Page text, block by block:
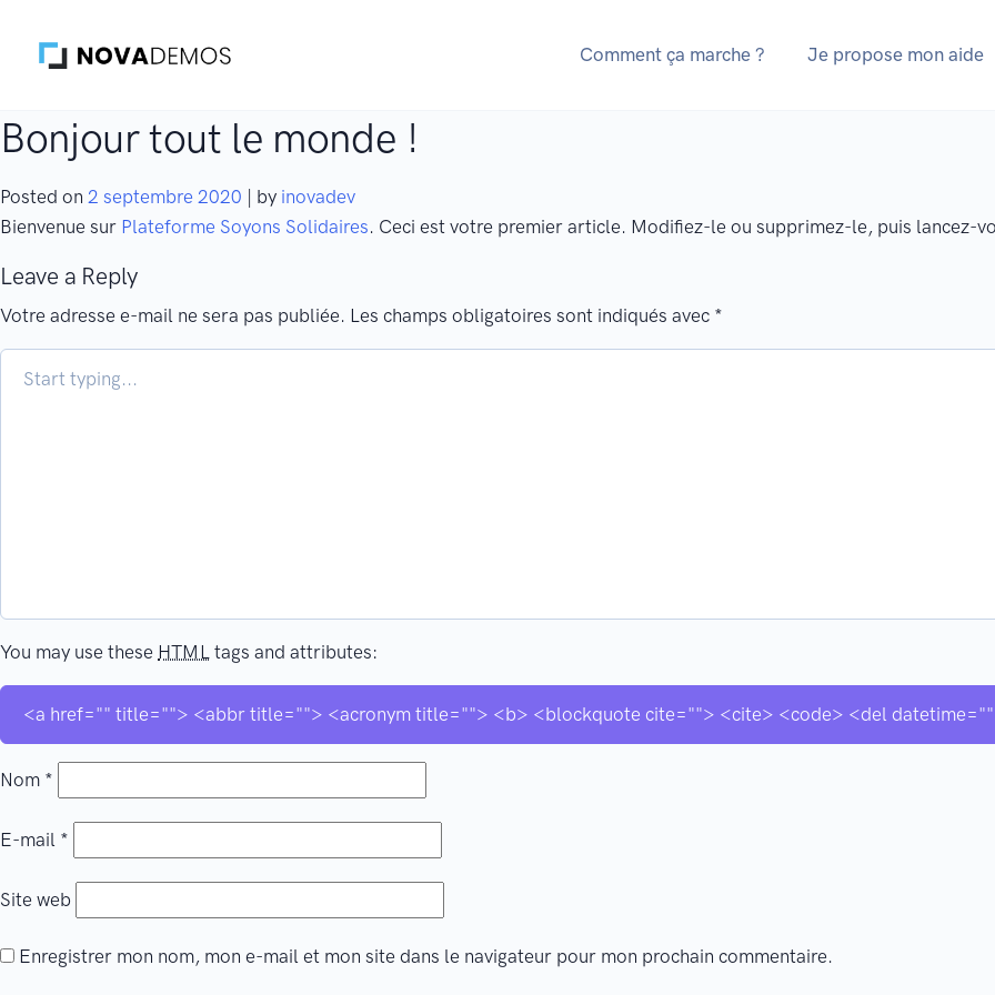
content
Comment ça marche ? Je propose mon aide
Bonjour tout le monde !
Posted on 2 septembre 2020 by inovadev
Bienvenue sur Plateforme Soyons Solidaires. Ceci est votre premier article. Modifiez-le ou supprimez-le, puis lancez-
Leave a Reply
Votre adresse e-mail ne sera pas publiée. Les champs obligatoires sont indiqués avec *
You may use these HTML tags and attributes:
<a href="" title=""> <abbr title=""> <acronym title=""> <b> <blockquote cite=""> <cite> <code> <del
Nom *
E-mail *
Site web
Enregistrer mon nom, mon e-mail et mon site dans le navigateur pour mon prochain commentaire.